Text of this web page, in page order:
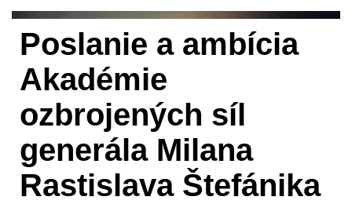
Poslanie a ambícia
Akadémie
ozbrojených síl
generála Milana
Rastislava Štefánika